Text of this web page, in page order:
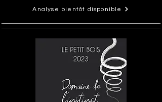
Analyse bientôt disponible